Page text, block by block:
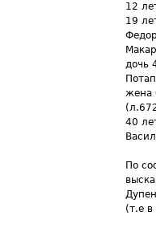
12
19
дочь
жена
40
По
(т.е